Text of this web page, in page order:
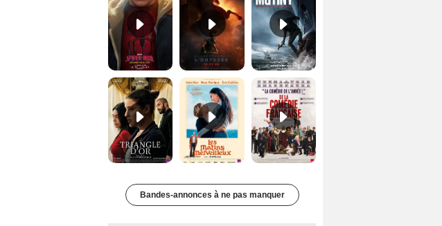
Les Matins merveilleux Bande-annonce VF De la Comédie-Française Teaser VF
Bandes-annonces à ne pas manquer